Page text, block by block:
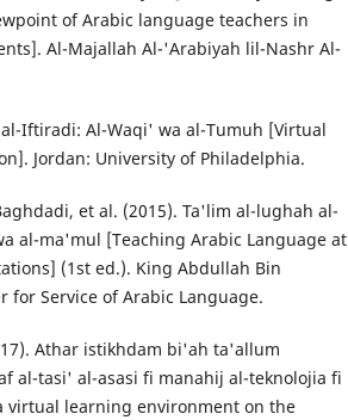
of Arabic language teachers in
Al-Majallah Al-'Arabiyah lil-Nashr Al-
Iftiradi: Al-Waqi' wa al-Tumuh [Virtual
Jordan: University of Philadelphia.
et al. (2015). Ta'lim al-lughah al-
al-ma'mul [Teaching Arabic Language at
(1st ed.). King Abdullah Bin
Service of Arabic Language.
Athar istikhdam bi'ah ta'allum
al-tasi' al-asasi fi manahij al-teknolojia fi
virtual learning environment on the